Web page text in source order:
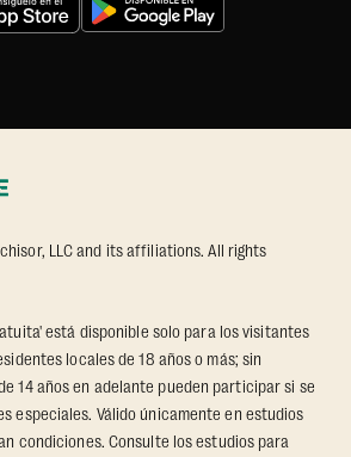
LLC and its affiliations. All rights
está disponible solo para los visitantes
locales de 18 años o más; sin
14 años en adelante pueden participar si se
especiales. Válido únicamente en estudios
condiciones. Consulte los estudios para